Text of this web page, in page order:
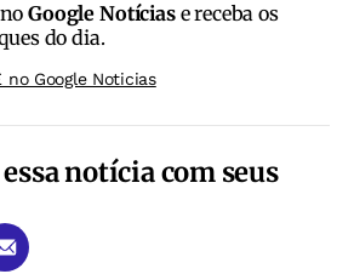
noGoogle Notíciase receba os
do dia.
no Google Noticias
notícia com seus